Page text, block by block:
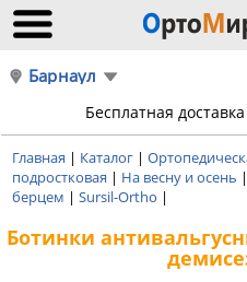
Барнаул
Бесплатная
Главная | Каталог |
подростковая | На весну и осень |
берцем | Sursil-Ortho |
Ботинки